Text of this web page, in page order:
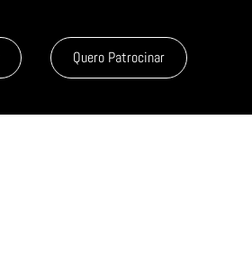
Quero Patrocinar